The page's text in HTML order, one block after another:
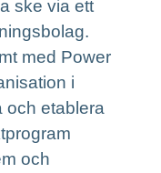
ske via ett
med Power
i
och etablera
och